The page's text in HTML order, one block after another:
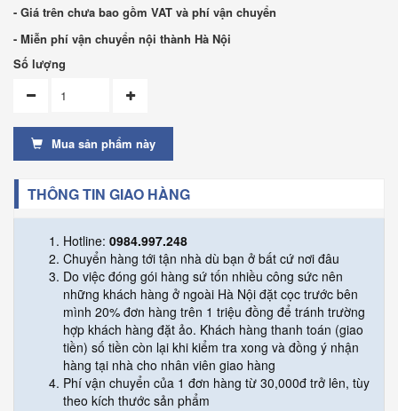
- Giá trên chưa bao gồm VAT và phí vận chuyển
- Miễn phí vận chuyển nội thành Hà Nội
Số lượng
Mua sản phẩm này
THÔNG TIN GIAO HÀNG
Hotline: 0984.997.248
Chuyển hàng tới tận nhà dù bạn ở bất cứ nơi đâu
Do việc đóng gói hàng sứ tốn nhiều công sức nên
những khách hàng ở ngoài Hà Nội đặt cọc trước bên
mình 20% đơn hàng trên 1 triệu đồng để tránh trường
hợp khách hàng đặt ảo. Khách hàng thanh toán (giao
tiền) số tiền còn lại khi kiểm tra xong và đồng ý nhận
hàng tại nhà cho nhân viên giao hàng
Phí vận chuyển của 1 đơn hàng từ 30,000đ trở lên, tùy
theo kích thước sản phẩm